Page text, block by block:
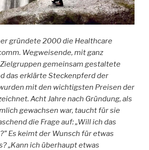
gründete 2000 die Healthcare
Wegweisende, mit ganz
gemeinsam gestaltete
das erklärte Steckenpferd der
mit den wichtigsten Preisen der
Acht Jahre nach Gründung, als
gewachsen war, taucht für sie
die Frage auf: „Will ich das
Es keimt der Wunsch für etwas
„Kann ich überhaupt etwas